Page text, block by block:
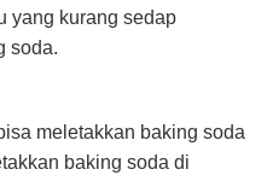
yang kurang sedap
soda.
meletakkan baking soda
baking soda di